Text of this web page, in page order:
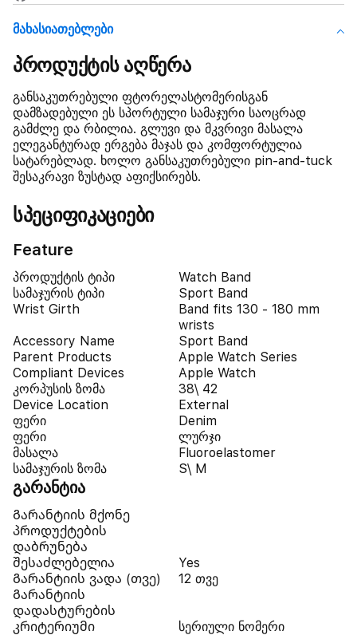
Მახასიათებლები
პროდუქტის აღწერა
განსაკუთრებული ფტორელასტომერისგან
დამზადებული ეს სპორტული სამაჯური საოცრად
გამძლე და რბილია. გლუვი და მკვრივი მასალა
ელეგანტურად ერგება მაჯას და კომფორტულია
სატარებლად. ხოლო განსაკუთრებული pin-and-tuck
შესაკრავი ზუსტად აფიქსირებს.
სპეციფიკაციები
Feature
პროდუქტის ტიპი
Watch Band
სამაჯურის ტიპი
Sport Band
Wrist Girth
Band fits 130 - 180 mm
wrists
Accessory Name
Sport Band
Parent Products
Apple Watch Series
Compliant Devices
Apple Watch
კორპუსის ზომა
38\ 42
Device Location
External
ფერი
Denim
ფერი
ლურჯი
მასალა
Fluoroelastomer
სამაჯურის ზომა
S\ M
გარანტია
Გარანტიის მქონე
პროდუქტების
დაბრუნება
შესაძლებელია
Yes
Გარანტიის ვადა (თვე)
12 თვე
Გარანტიის
დადასტურების
კრიტერიუმი
სერიული ნომერი